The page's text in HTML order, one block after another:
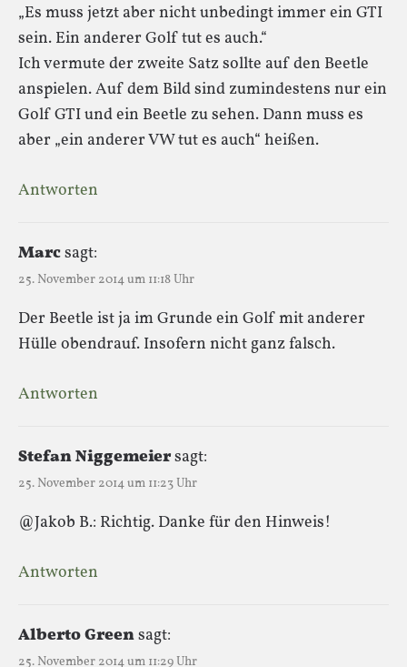
„Es muss jetzt aber nicht unbedingt immer ein GTI
sein. Ein anderer Golf tut es auch.“
Ich vermute der zweite Satz sollte auf den Beetle
anspielen. Auf dem Bild sind zumindestens nur ein
Golf GTI und ein Beetle zu sehen. Dann muss es
aber „ein anderer VW tut es auch“ heißen.
Antworten
Marcsagt:
25. November 2014 um 11:18 Uhr
Der Beetle ist ja im Grunde ein Golf mit anderer
Hülle obendrauf. Insofern nicht ganz falsch.
Antworten
Stefan Niggemeiersagt:
25. November 2014 um 11:23 Uhr
@Jakob B.: Richtig. Danke für den Hinweis!
Antworten
Alberto Greensagt:
25. November 2014 um 11:29 Uhr